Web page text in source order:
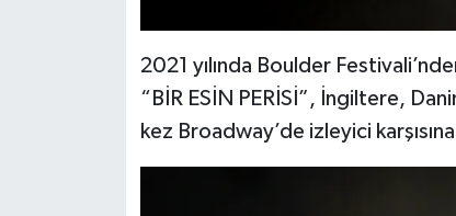
2021 yılında Boulder
“BİR ESİN PERİSİ”, İngiltere,
kez Broadway’de izleyici